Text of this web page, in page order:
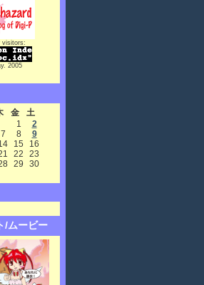
visitors:
2005
金
土
1
2
7 8
9
15
16
22
23
29 30
/ムービー